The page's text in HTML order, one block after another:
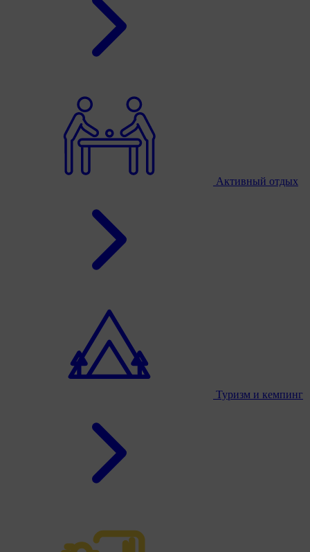
Активный отдых
Туризм и кемпинг